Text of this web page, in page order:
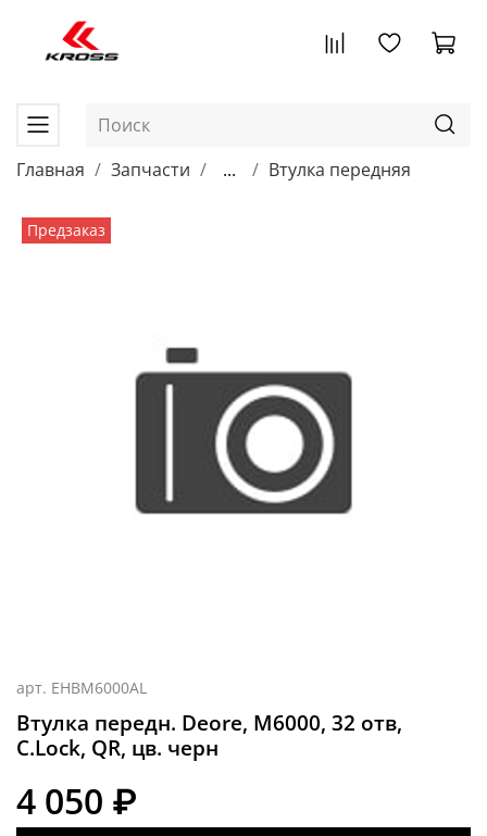
Главная Запчасти ... Втулка передняя
Предзаказ
арт. EHBM6000AL
Втулка передн. Deore, M6000, 32 отв,
C.Lock, QR, цв. черн
4 050 ₽